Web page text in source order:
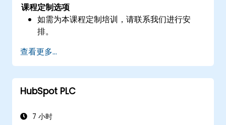
课程定制选项
如需为本课程定制培训，请联系我们进行安
排。
查看更多...
HubSpot PLC
7 小时